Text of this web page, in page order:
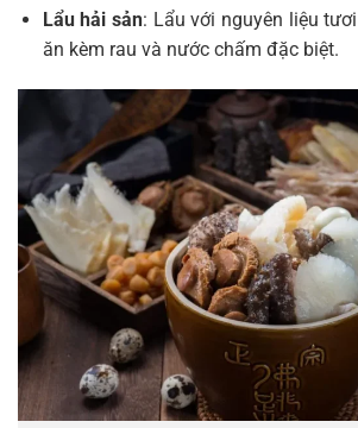
Lẩu hải sản: Lẩu với nguyên liệu
ăn kèm rau và nước chấm đặc biệt.